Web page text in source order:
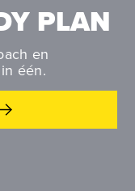
PLAN
en
één.